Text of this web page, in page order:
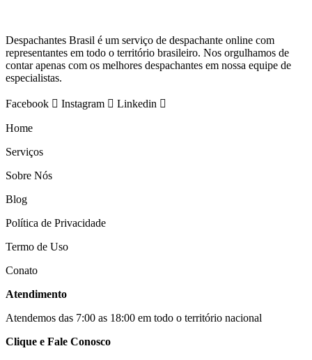
Despachantes Brasil é um serviço de despachante online com
representantes em todo o território brasileiro. Nos orgulhamos de
contar apenas com os melhores despachantes em nossa equipe de
especialistas.
Facebook Instagram Linkedin
Home
Serviços
Sobre Nós
Blog
Política de Privacidade
Termo de Uso
Conato
Atendimento
Atendemos das 7:00 as 18:00 em todo o território nacional
Clique e Fale Conosco